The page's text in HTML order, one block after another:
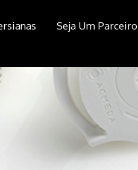
Seja Um Parceiro